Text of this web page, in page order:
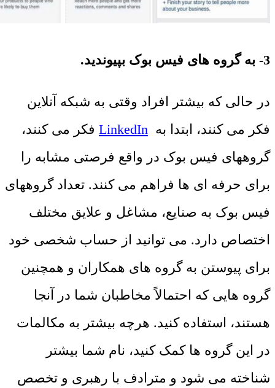
3- به گروه های فیس بوک بپیوندید.
در حالی که بیشتر افراد وقتی به شبکه آنلاین
فکر می کنند، ابتدا به LinkedIn فکر می کنند،
گروههای فیس بوک در واقع فرصتی مشابه را
برای حرفه ای ها فراهم می کنند. تعداد گروههای
فیس بوک به صنایع، مشاغل و علایق مختلف
اختصاص دارد. می توانید از حساب شخصی خود
برای پیوستن به گروه های همکاران و همچنین
گروه هایی که احتمالاً مخاطبان شما در آنجا
هستند، استفاده کنید. هرچه بیشتر به مکالمات
در این گروه ها کمک کنید، نام شما بیشتر
شناخته می شود و مترادف با رهبری و تخصص